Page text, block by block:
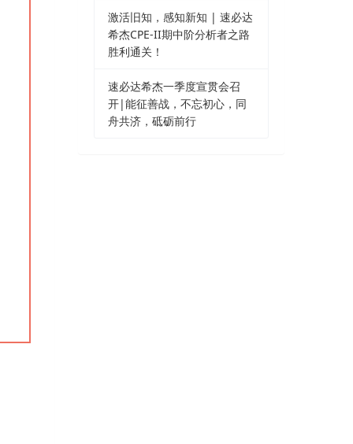
激活旧知，感知新知 | 速必达
希杰CPE-II期中阶分析者之路
胜利通关！
速必达希杰一季度宣贯会召
开|能征善战，不忘初心，同
舟共济，砥砺前行